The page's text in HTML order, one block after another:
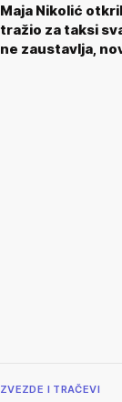
Maja Nikolić
tražio za taksi
ne zaustavlja,
ZVEZDE I TRAČEVI